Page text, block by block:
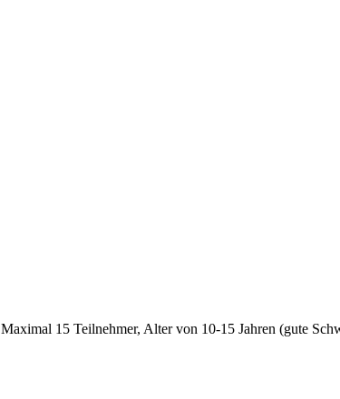
Maximal 15 Teilnehmer, Alter von 10-15 Jahren (gute